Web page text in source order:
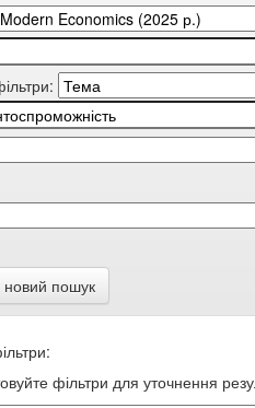
новий пошук
фільтри для уточнення